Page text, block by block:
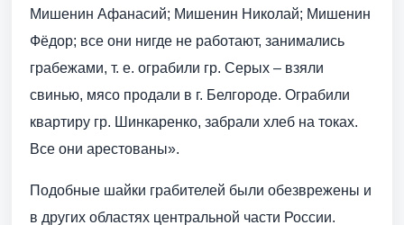
Мишенин Афанасий; Мишенин Николай; Мишенин
Фёдор; все они нигде не работают, занимались
грабежами, т. е. ограбили гр. Серых – взяли
свинью, мясо продали в г. Белгороде. Ограбили
квартиру гр. Шинкаренко, забрали хлеб на токах.
Все они арестованы».
Подобные шайки грабителей были обезврежены и
в других областях центральной части России.